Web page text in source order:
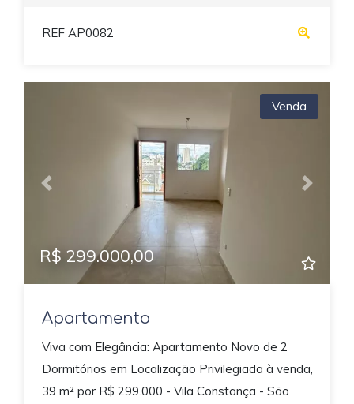
REF AP0082
Previous Next
Venda
R$ 299.000,00
Apartamento
Viva com Elegância: Apartamento Novo de 2
Dormitórios em Localização Privilegiada à venda,
39 m² por R$ 299.000 - Vila Constança - São